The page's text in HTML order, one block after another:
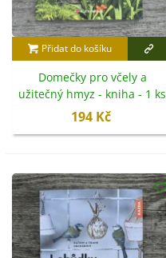
Přidat do košíku
Domečky pro včely a
užitečný hmyz - kniha - 1 ks
194 Kč